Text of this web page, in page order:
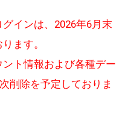
インは、2026年6月末
ます。
ト情報および各種デー
削除を予定しておりま